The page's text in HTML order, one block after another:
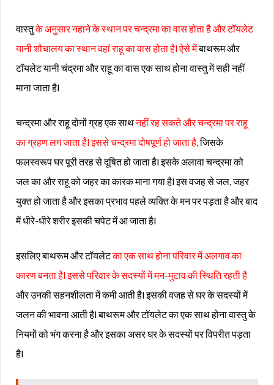
वास्तुके अनुसार नहाने के स्थान पर चन्द्रमा का वास होता है और टॉयलेट
यानी शौचालय का स्थान वहां राहू का वास होता हैl ऐसे मेंबाथरूम और
टॉयलेट यानी चंद्रमा और राहू का वास एक साथ होना वास्तु में सही नहीं
माना जाता हैl
चन्द्रमा और राहू दोनों ग्रह एक साथनहीं रह सकते और चन्द्रमा पर राहू
का ग्रहण लग जाता हैl इससे चन्द्रमा दोषपूर्ण हो जाता है,जिसके
फलस्वरूप घर पूरी तरह से दूषित हो जाता हैl इसके अलावा चन्द्रमा को
जल का और राहू को जहर का कारक माना गया हैl इस वजह से जल, जहर
युक्त हो जाता है और इसका प्रभाव पहले व्यक्ति के मन पर पड़ता है और बाद
में धीरे-धीरे शरीर इसकी चपेट में आ जाता हैl
इसलिए बाथरूम और टॉयलेटका एक साथ होना परिवार में अलगाव का
कारण बनता हैl इससे परिवार के सदस्यों में मन-मुटाव की स्थिति रहती है
और उनकी सहनशीलता में कमी आती हैl इसकी वजह से घर के सदस्यों में
जलन की भावना आती हैl बाथरूम और टॉयलेट का एक साथ होना वास्तु के
नियमों को भंग करना है और इसका असर घर के सदस्यों पर विपरीत पड़ता
हैl